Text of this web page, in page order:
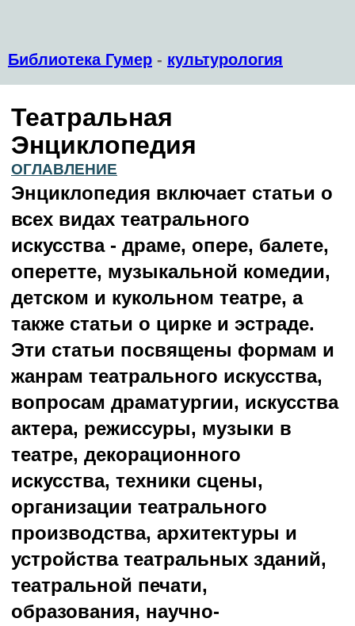
Библиотека Гумер - культурология
Театральная
Энциклопедия
ОГЛАВЛЕНИЕ
Энциклопедия включает статьи о
всех видах театрального
искусства - драме, опере, балете,
оперетте, музыкальной комедии,
детском и кукольном театре, а
также статьи о цирке и эстраде.
Эти статьи посвящены формам и
жанрам театрального искусства,
вопросам драматургии, искусства
актера, режиссуры, музыки в
театре, декорационного
искусства, техники сцены,
организации театрального
производства, архитектуры и
устройства театральных зданий,
театральной печати,
образования, научно-